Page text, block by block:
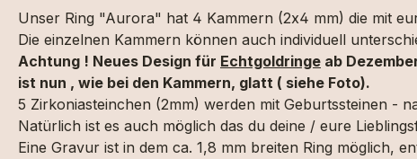
Unser Ring "Aurora" hat 4 Kammern (2x4 mm) die mit
Die einzelnen Kammern können auch individuell
Achtung ! Neues Design für Echtgoldringe ab
ist nun , wie bei den Kammern, glatt ( siehe Foto).
5 Zirkoniasteinchen (2mm) werden mit Geburtssteinen -
Natürlich ist es auch möglich das du deine / eure
Eine Gravur ist in dem ca. 1,8 mm breiten Ring möglich,